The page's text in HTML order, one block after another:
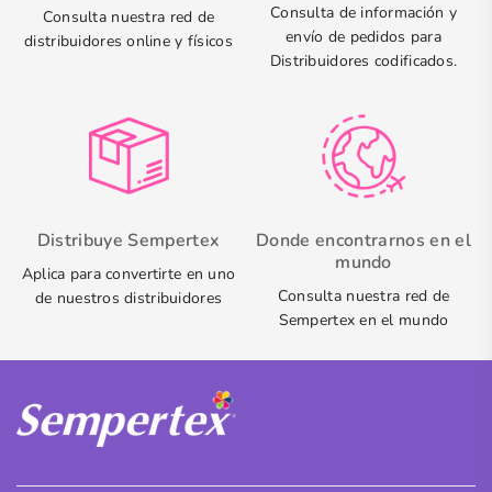
Consulta nuestra red de
distribuidores online y físicos
Consulta de información y
envío de pedidos para
Distribuidores codificados.
Distribuye Sempertex
Aplica para convertirte en uno
de nuestros distribuidores
Donde encontrarnos en el
mundo
Consulta nuestra red de
Sempertex en el mundo